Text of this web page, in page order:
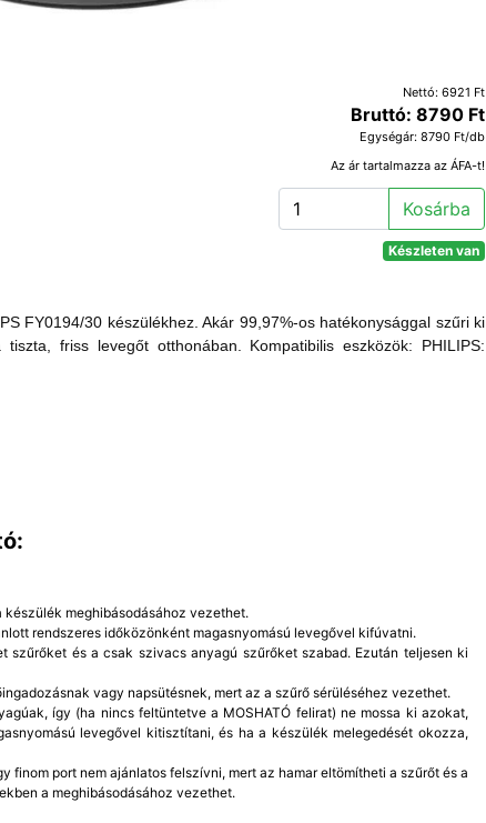
Nettó: 6921 Ft
Bruttó: 8790 Ft
Egységár: 8790 Ft/db
Az ár tartalmazza az ÁFA-t!
Kosárba
Készleten van
FY0194/30 készülékhez. Akár 99,97%-os hatékonysággal szűri ki
friss levegőt otthonában. Kompatibilis eszközök: PHILIPS:
készülék meghibásodásához vezethet.
rendszeres időközönként magasnyomású levegővel kifúvatni.
szűrőket és a csak szivacs anyagú szűrőket szabad. Ezután teljesen ki
vagy napsütésnek, mert az a szűrő sérüléséhez vezethet.
így (ha nincs feltüntetve a MOSHATÓ felirat) ne mossa ki azokat,
levegővel kitisztítani, és ha a készülék melegedését okozza,
finom port nem ajánlatos felszívni, mert az hamar eltömítheti a szűrőt és a
a meghibásodásához vezethet.